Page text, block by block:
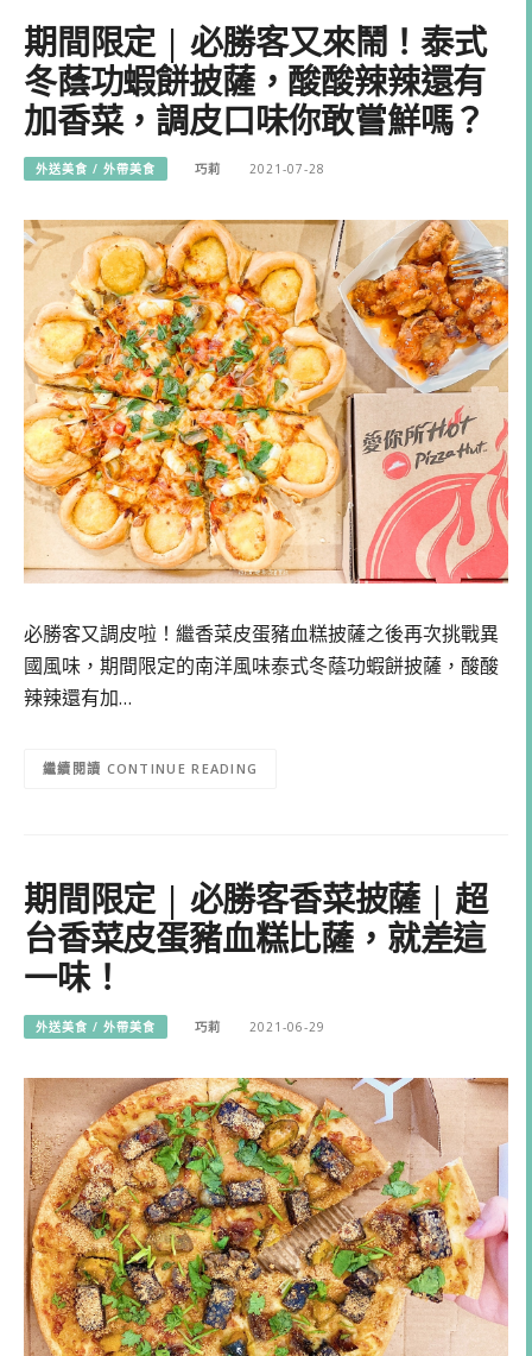
期間限定 | 必勝客又來鬧！泰式
冬蔭功蝦餅披薩，酸酸辣辣還有
加香菜，調皮口味你敢嘗鮮嗎？
外送美食 / 外帶美食 巧莉 2021-07-28
必勝客又調皮啦！繼香菜皮蛋豬血糕披薩之後再次挑戰異
國風味，期間限定的南洋風味泰式冬蔭功蝦餅披薩，酸酸
辣辣還有加…
CONTINUE READING
期間限定 | 必勝客香菜披薩 | 超
台香菜皮蛋豬血糕比薩，就差這
一味！
外送美食 / 外帶美食 巧莉 2021-06-29